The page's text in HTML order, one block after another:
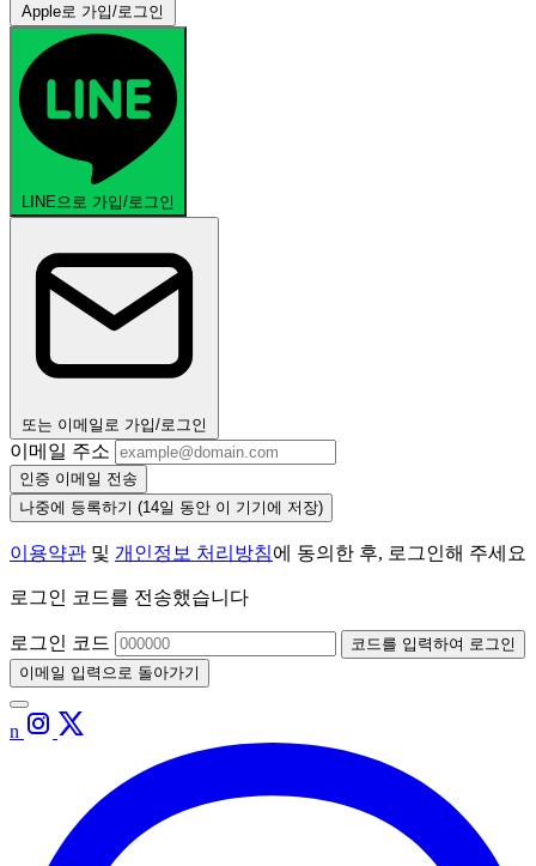
Apple로 가입/로그인
LINE으로 가입/로그인
또는 이메일로 가입/로그인
이메일 주소
인증 이메일 전송
나중에 등록하기 (14일 동안 이 기기에 저장)
이용약관 및 개인정보 처리방침에 동의한 후, 로그인해 주세요
로그인 코드를 전송했습니다
로그인 코드
코드를 입력하여 로그인
이메일 입력으로 돌아가기
n